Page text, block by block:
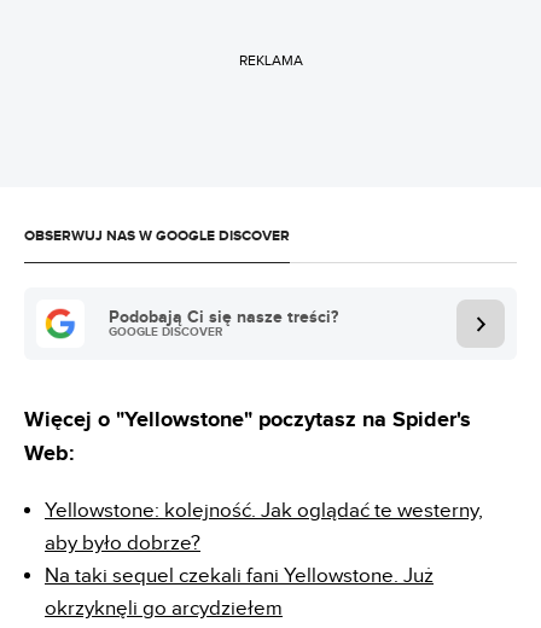
REKLAMA
OBSERWUJ NAS W GOOGLE DISCOVER
Podobają Ci się nasze treści?
GOOGLE DISCOVER
Więcej o "Yellowstone" poczytasz na Spider's
Web:
Yellowstone: kolejność. Jak oglądać te westerny,
aby było dobrze?
Na taki sequel czekali fani Yellowstone. Już
okrzyknęli go arcydziełem